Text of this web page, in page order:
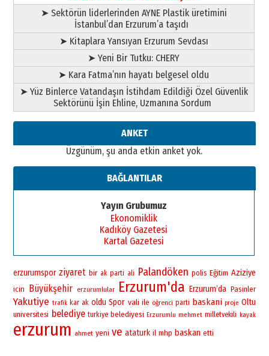
➤ Sektörün liderlerinden AYNE Plastik üretimini
İstanbul’dan Erzurum’a taşıdı
➤ Kitaplara Yansıyan Erzurum Sevdası
➤ Yeni Bir Tutku: CHERY
➤ Kara Fatma’nın hayatı belgesel oldu
➤ Yüz Binlerce Vatandaşın İstihdam Edildiği Özel Güvenlik
Sektörünü İşin Ehline, Uzmanına Sordum
ANKET
Üzgünüm, şu anda etkin anket yok.
BAĞLANTILAR
Yayın Grubumuz
Ekonomiklik
Kadıköy Gazetesi
Kartal Gazetesi
erzurumspor ziyaret bir ak parti ali Palandöken polis Eğitim Aziziye
icin Büyükşehir erzurumlular Erzurum'da Erzurum’da Pasinler
Yakutiye trafik kar ak oldu Spor vali ile öğrenci parti baskani proje Oltu
universitesi belediye turkiye belediyesi Erzurumlu mehmet milletvekili kayak
erzurum ahmet yeni ve ataturk il mhp baskan etti